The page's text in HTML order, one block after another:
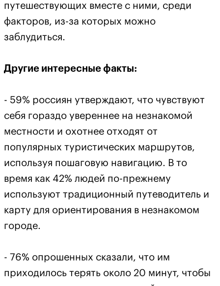
путешествующих вместе с ними, среди
факторов, из-за которых можно
заблудиться.
Другие интересные факты:
- 59% россиян утверждают, что чувствуют
себя гораздо увереннее на незнакомой
местности и охотнее отходят от
популярных туристических маршрутов,
используя пошаговую навигацию. В то
время как 42% людей по-прежнему
используют традиционный путеводитель и
карту для ориентирования в незнакомом
городе.
- 76% опрошенных сказали, что им
приходилось терять около 20 минут, чтобы